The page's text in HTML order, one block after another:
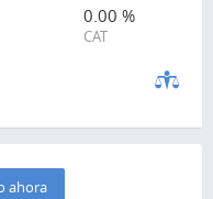
0.00 %
CAT
ahora